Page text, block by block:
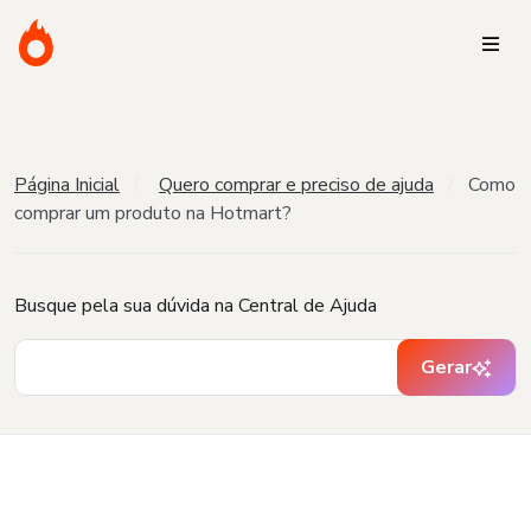
Página Inicial Quero comprar e preciso de ajuda
Como
comprar um produto na Hotmart?
Busque pela sua dúvida na Central de Ajuda
Gerar